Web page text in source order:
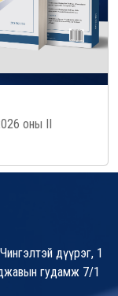
оны II
дүүрэг, 1
гудамж 7/1